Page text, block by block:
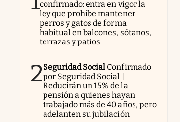
confirmado: entra en vigor la
ley que prohíbe mantener
perros y gatos de forma
habitual en balcones, sótanos,
terrazas y patios
2Seguridad Social Confirmado
por Seguridad Social |
Reducirán un 15% de la
pensión a quienes hayan
trabajado más de 40 años, pero
adelanten su jubilación